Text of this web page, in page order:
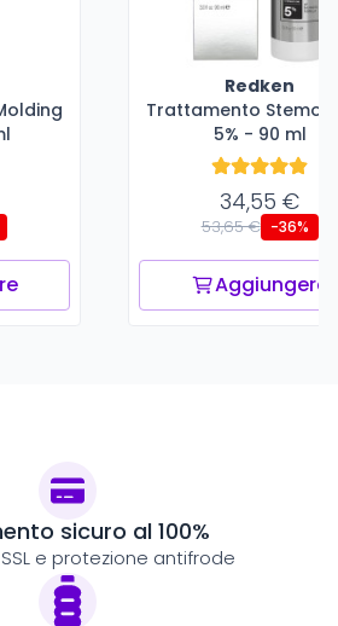
Redken
Trattamento
5% - 90 ml
34,55 €
53,65 € -36%
Aggiungere
sicuro al 100%
e protezione antifrode